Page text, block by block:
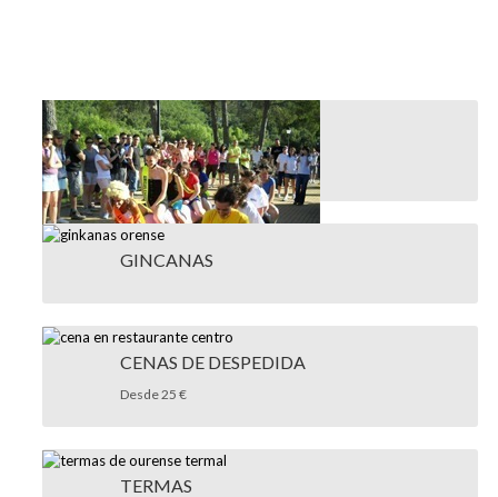
ALDEA CAVERNÍCOLA
De sábado a domingo – 100,00 €
GINCANAS
CENAS DE DESPEDIDA
Desde 25 €
TERMAS